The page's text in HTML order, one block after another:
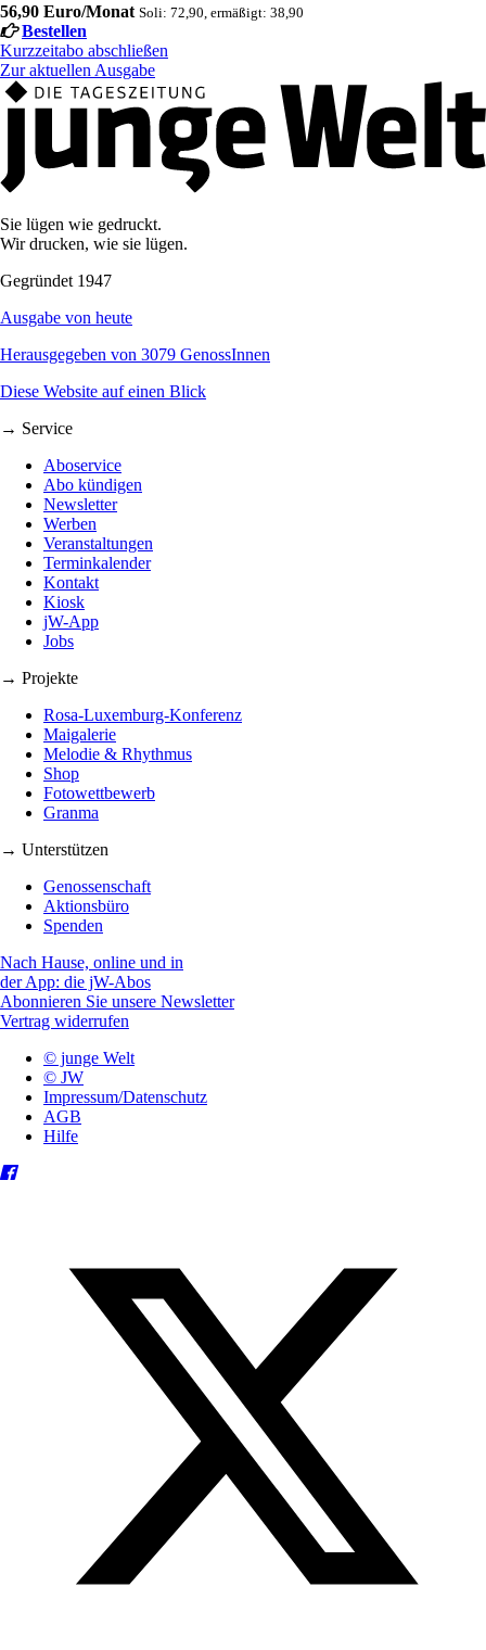
56,90 Euro/Monat Soli: 72,90, ermäßigt: 38,90
Bestellen
Kurzzeitabo abschließen
Zur aktuellen Ausgabe
Sie lügen wie gedruckt.
Wir drucken, wie sie lügen.
Gegründet 1947
Ausgabe von heute
Herausgegeben von 3079 GenossInnen
Diese Website auf einen Blick
→ Service
Aboservice
Abo kündigen
Newsletter
Werben
Veranstaltungen
Terminkalender
Kontakt
Kiosk
jW-App
Jobs
→ Projekte
Rosa-Luxemburg-Konferenz
Maigalerie
Melodie & Rhythmus
Shop
Fotowettbewerb
Granma
→ Unterstützen
Genossenschaft
Aktionsbüro
Spenden
Nach Hause, online und in
der App: die jW-Abos
Abonnieren Sie unsere Newsletter
Vertrag widerrufen
© junge Welt
© JW
Impressum/Datenschutz
AGB
Hilfe